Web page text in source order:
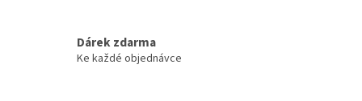
d
Dárek zdarma
Ke každé objednávce